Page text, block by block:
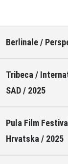
Berlinale /
Tribeca /
SAD / 2025
Pula Film
Hrvatska / 2025